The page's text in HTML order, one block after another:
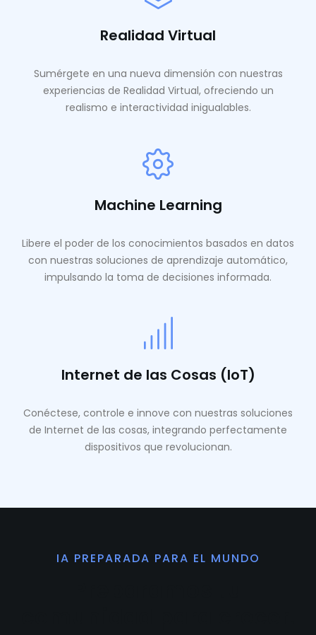
Realidad Virtual
Sumérgete en una nueva dimensión con nuestras
experiencias de Realidad Virtual, ofreciendo un
realismo e interactividad inigualables.
Machine Learning
Libere el poder de los conocimientos basados ​​en datos
con nuestras soluciones de aprendizaje automático,
impulsando la toma de decisiones informada.
Internet de las Cosas (IoT)
Conéctese, controle e innove con nuestras soluciones
de Internet de las cosas, integrando perfectamente
dispositivos que revolucionan.
IA PREPARADA PARA EL MUNDO